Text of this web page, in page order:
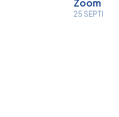
Zoom
25